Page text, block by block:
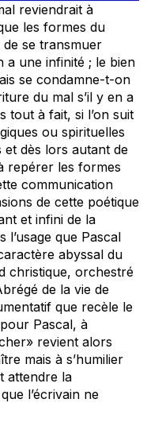
reviendrait à
les formes du
se transmuer
a une infinité ; le bien
se condamne-t-on
du mal s’il y en a
tout à fait, si l’on suit
ou spirituelles
dès lors autant de
repérer les formes
communication
de cette poétique
et infini de la
l’usage que Pascal
abyssal du
christique, orchestré
de la vie de
que recèle le
Pascal, à
revient alors
mais à s’humilier
attendre la
l’écrivain ne